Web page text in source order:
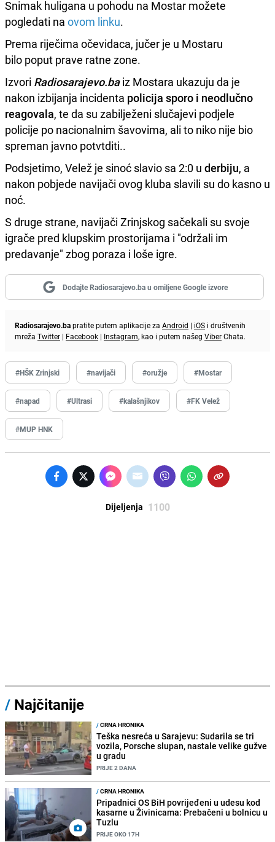
Snimak huligana u pohodu na Mostar možete
pogledati na ovom linku.
Prema riječima očevidaca, jučer je u Mostaru
bilo poput prave ratne zone.
Izvori Radiosarajevo.baiz Mostara ukazuju da je
nakon izbijanja incidenta policija sporo i neodlučno
reagovala, te da su zabilježeni slučajevi podjele
policije po nacionalnim šavovima, ali to niko nije bio
spreman javno potvtditi..
Podsjetimo, Velež je sinoć slavio sa 2:0 u derbiju, a
nakon pobjede navijači ovog kluba slavili su do kasno u
noć.
S druge strane, navijači Zrinjskog sačekali su svoje
igrače pred klupskim prostorijama i "održali im
predavanje" zbog poraza i loše igre.
Dodajte Radiosarajevo.ba u omiljene Google izvore
Radiosarajevo.bapratite putem aplikacije za Android | iOS i društvenih
mreža Twitter | Facebook | Instagram, kao i putem našeg ViberChata.
#HŠK Zrinjski #navijači #oružje #Mostar
#napad #Ultrasi #kalašnjikov #FK Velež
#MUP HNK
Dijeljenja 1100
/ Najčitanije
/CRNA HRONIKA
Teška nesreća u Sarajevu: Sudarila se tri
vozila, Porsche slupan, nastale velike gužve
u gradu
PRIJE 2 DANA
/CRNA HRONIKA
Pripadnici OS BiH povrijeđeni u udesu kod
kasarne u Živinicama: Prebačeni u bolnicu u
Tuzlu
PRIJE OKO 17H